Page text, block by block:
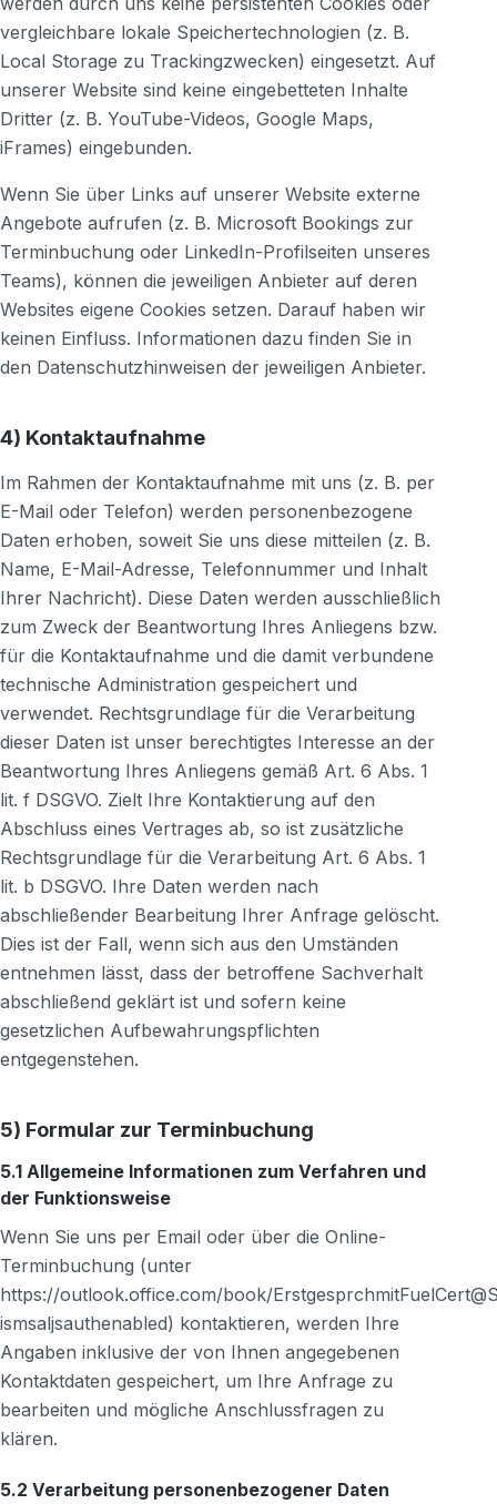
vergleichbare lokale Speichertechnologien (z. B.
Local Storage zu Trackingzwecken) eingesetzt. Auf
unserer Website sind keine eingebetteten Inhalte
Dritter (z. B. YouTube-Videos, Google Maps,
iFrames) eingebunden.
Wenn Sie über Links auf unserer Website externe
Angebote aufrufen (z. B. Microsoft Bookings zur
Terminbuchung oder LinkedIn-Profilseiten unseres
Teams), können die jeweiligen Anbieter auf deren
Websites eigene Cookies setzen. Darauf haben wir
keinen Einfluss. Informationen dazu finden Sie in
den Datenschutzhinweisen der jeweiligen Anbieter.
4) Kontaktaufnahme
Im Rahmen der Kontaktaufnahme mit uns (z. B. per
E-Mail oder Telefon) werden personenbezogene
Daten erhoben, soweit Sie uns diese mitteilen (z. B.
Name, E-Mail-Adresse, Telefonnummer und Inhalt
Ihrer Nachricht). Diese Daten werden ausschließlich
zum Zweck der Beantwortung Ihres Anliegens bzw.
für die Kontaktaufnahme und die damit verbundene
technische Administration gespeichert und
verwendet. Rechtsgrundlage für die Verarbeitung
dieser Daten ist unser berechtigtes Interesse an der
Beantwortung Ihres Anliegens gemäß Art. 6 Abs. 1
lit. f DSGVO. Zielt Ihre Kontaktierung auf den
Abschluss eines Vertrages ab, so ist zusätzliche
Rechtsgrundlage für die Verarbeitung Art. 6 Abs. 1
lit. b DSGVO. Ihre Daten werden nach
abschließender Bearbeitung Ihrer Anfrage gelöscht.
Dies ist der Fall, wenn sich aus den Umständen
entnehmen lässt, dass der betroffene Sachverhalt
abschließend geklärt ist und sofern keine
gesetzlichen Aufbewahrungspflichten
entgegenstehen.
5) Formular zur Terminbuchung
5.1 Allgemeine Informationen zum Verfahren und
der Funktionsweise
Wenn Sie uns per Email oder über die Online-
Terminbuchung (unter
https://outlook.office.com/book/
ismsaljsauthenabled) kontaktieren, werden Ihre
Angaben inklusive der von Ihnen angegebenen
Kontaktdaten gespeichert, um Ihre Anfrage zu
bearbeiten und mögliche Anschlussfragen zu
klären.
5.2 Verarbeitung personenbezogener Daten